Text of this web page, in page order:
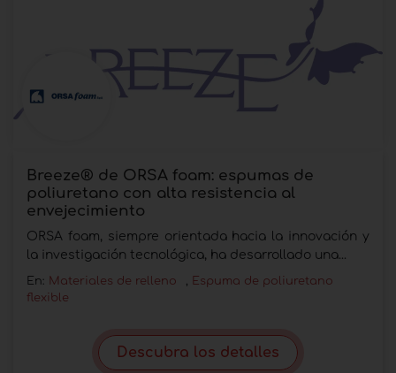
Breeze® de ORSA foam: espumas de
poliuretano con alta resistencia al
envejecimiento
ORSA foam, siempre orientada hacia la innovación y
la investigación tecnológica, ha desarrollado una...
En: Materiales de relleno
Espuma de poliuretano
flexible
Descubra los detalles